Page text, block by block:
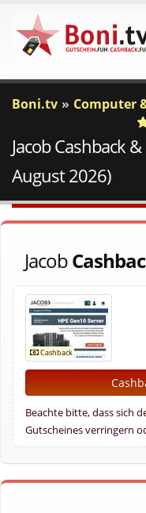
Boni.tv Computer
1
Jacob Cashback
August 2026)
Jacob
Beachte bitte, dass sich
Gutscheines verringern